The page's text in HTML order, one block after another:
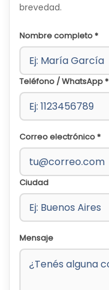
brevedad.
Nombre completo *
Teléfono / WhatsApp *
Correo electrónico *
Ciudad
Mensaje